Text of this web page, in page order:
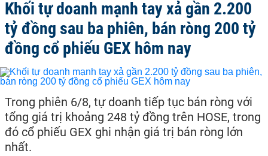
Khối tự doanh mạnh tay xả gần 2.200
tỷ đồng sau ba phiên, bán ròng 200 tỷ
đồng cổ phiếu GEX hôm nay
Trong phiên 6/8, tự doanh tiếp tục bán ròng với
tổng giá trị khoảng 248 tỷ đồng trên HOSE, trong
đó cổ phiếu GEX ghi nhận giá trị bán ròng lớn
nhất.